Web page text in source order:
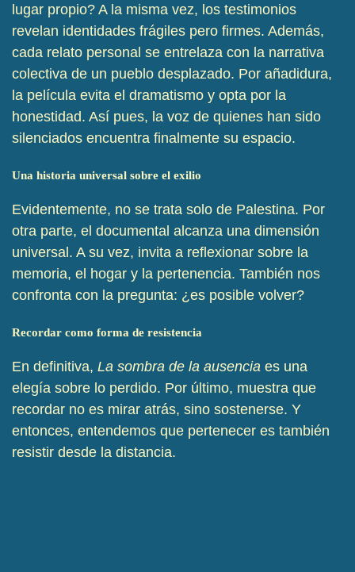
lugar propio? A la misma vez, los testimonios
revelan identidades frágiles pero firmes. Además,
cada relato personal se entrelaza con la narrativa
colectiva de un pueblo desplazado. Por añadidura,
la película evita el dramatismo y opta por la
honestidad. Así pues, la voz de quienes han sido
silenciados encuentra finalmente su espacio.
Una historia universal sobre el exilio
Evidentemente, no se trata solo de Palestina. Por
otra parte, el documental alcanza una dimensión
universal. A su vez, invita a reflexionar sobre la
memoria, el hogar y la pertenencia. También nos
confronta con la pregunta: ¿es posible volver?
Recordar como forma de resistencia
En definitiva, La sombra de la ausencia es una
elegía sobre lo perdido. Por último, muestra que
recordar no es mirar atrás, sino sostenerse. Y
entonces, entendemos que pertenecer es también
resistir desde la distancia.